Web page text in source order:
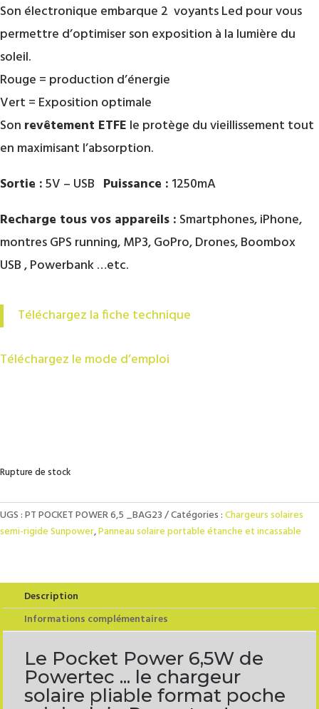
Son électronique embarque 2 voyants Led pour vous
permettre d’optimiser son exposition à la lumière du
soleil.
Rouge = production d’énergie
Vert = Exposition optimale
Son revêtement ETFE le protège du vieillissement tout
en maximisant l’absorption.
Sortie :5V – USB Puissance : 1250mA
Recharge tous vos appareils : Smartphones, iPhone,
montres GPS running, MP3, GoPro, Drones, Boombox
USB , Powerbank …etc.
Téléchargez la fiche technique
Téléchargez le mode d’emploi
Rupture de stock
UGS :PT POCKET POWER 6,5 _BAG23 Catégories :Chargeurs solaires
semi-rigide Sunpower,Panneau solaire portable étanche et incassable
Description
Informations complémentaires
Le Pocket Power 6,5W de
Powertec ... le chargeur
solaire pliable format poche